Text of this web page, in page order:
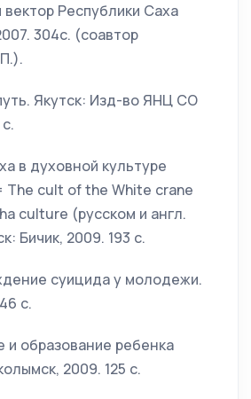
вектор Республики Саха
304с. (соавтор
Якутск: Изд-во ЯНЦ СО
в духовной культуре
The cult of the White crane
culture (русском и англ.
Бичик, 2009. 193 с.
суицида у молодежи.
с.
и образование ребенка
2009. 125 с.